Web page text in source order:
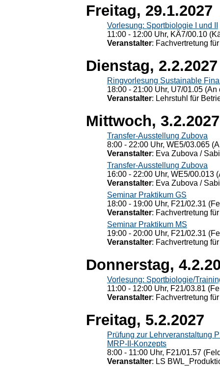
Freitag, 29.1.2027
Vorlesung: Sportbiologie I und II
11:00 - 12:00 Uhr, KÄ7/00.10
Veranstalter: Fachvertretung
Dienstag, 2.2.2027
Ringvorlesung Sustainable
18:00 - 21:00 Uhr, U7/01.05
Veranstalter: Lehrstuhl für
Mittwoch, 3.2.2027
Transfer-Ausstellung Zubova
8:00 - 22:00 Uhr, WE5/03.065
Veranstalter: Eva Zubova /
Transfer-Ausstellung Zubova
16:00 - 22:00 Uhr, WE5/00.013
Veranstalter: Eva Zubova /
Seminar Praktikum GS
18:00 - 19:00 Uhr, F21/02.31
Veranstalter: Fachvertretung
Seminar Praktikum MS
19:00 - 20:00 Uhr, F21/02.31
Veranstalter: Fachvertretung
Donnerstag,
Vorlesung: Sportbiologie/
11:00 - 12:00 Uhr, F21/03.81
Veranstalter: Fachvertretung
Freitag, 5.2.2027
Prüfung zur Lehrveranstaltung
MRP-II-Konzepts
8:00 - 11:00 Uhr, F21/01.57
Veranstalter: LS